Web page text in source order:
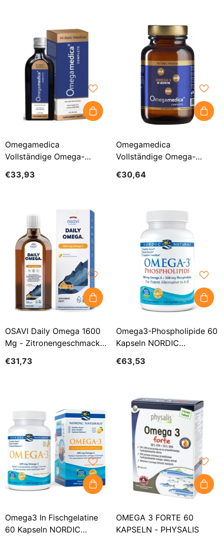
Omegamedica
Vollständige Omega-
€33,93
Omegamedica
Vollständige Omega-
€30,64
OSAVI Daily Omega 1600
Mg - Zitronengeschmack
€31,73
Omega3-Phospholipide 60
Kapseln NORDIC
€63,53
Omega3 In Fischgelatine
60 Kapseln NORDIC
OMEGA 3 FORTE 60
KAPSELN - PHYSALIS